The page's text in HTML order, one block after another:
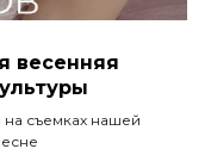
весенняя
съемках нашей